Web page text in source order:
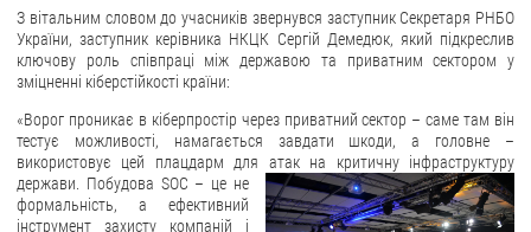
Електронне звернення
ДОСТУП ДО ПУБЛІЧНОЇ ІНФОРМАЦІЇ
Організація доступу до публічної інформації
Запит на отримання публічної інформації
Облік публічної інформації
Питання запобігання корупції
З вітальним словом до учасників звернувся заступник Секретаря РНБО
України, заступник керівника НКЦК Сергій Демедюк, який підкреслив
ключову роль співпраці між державою та приватним сектором у
зміцненні кіберстійкості країни:
«Ворог проникає в кіберпростір через приватний сектор – саме там він
тестує можливості, намагається завдати шкоди, а головне –
використовує цей плацдарм для атак на критичну інфраструктуру
держави. Побудова SOC – це не
формальність, а ефективний
інструмент захисту компаній і